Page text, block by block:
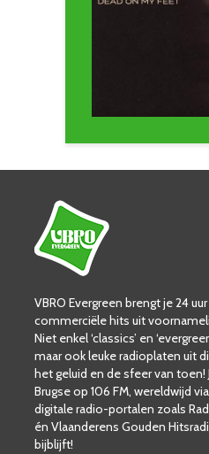
VBRO Evergreen brengt je 24
commerciële hits uit
Niet enkel ‘classics’ en
maar ook leuke radioplaten uit
het geluid en de sfeer van
Brugse op 106 FM, wereldwijd
digitale radio-portalen zoals
én Vlaanderens Gouden
bijblijft!